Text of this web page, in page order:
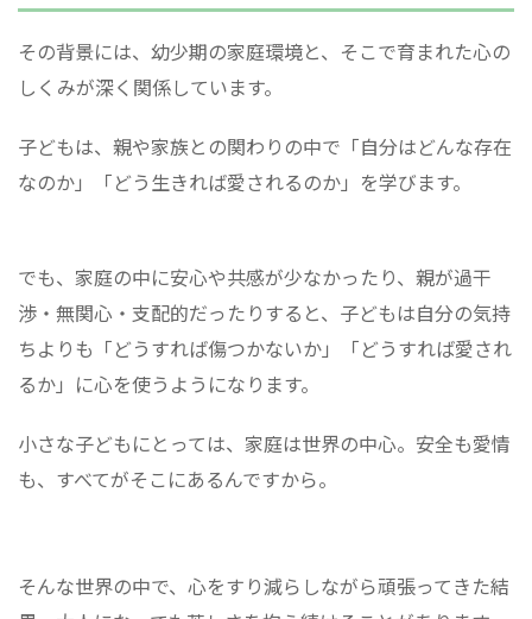
その背景には、幼少期の家庭環境と、そこで育まれた心の
しくみが深く関係しています。
子どもは、親や家族との関わりの中で「自分はどんな存在
なのか」「どう生きれば愛されるのか」を学びます。
でも、家庭の中に安心や共感が少なかったり、親が過干
渉・無関心・支配的だったりすると、子どもは自分の気持
ちよりも「どうすれば傷つかないか」「どうすれば愛され
るか」に心を使うようになります。
小さな子どもにとっては、家庭は世界の中心。安全も愛情
も、すべてがそこにあるんですから。
そんな世界の中で、心をすり減らしながら頑張ってきた結